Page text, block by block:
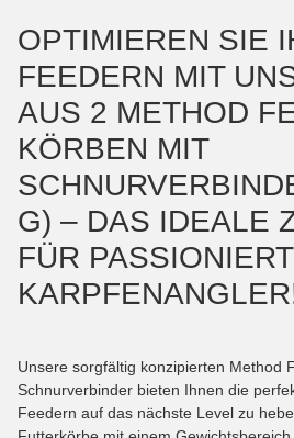
OPTIMIEREN SIE
FEEDERN MIT
AUS 2 METHOD
KÖRBEN MIT
G) – DAS IDEALE
FÜR
Unsere sorgfältig konzipierten Method
Schnurverbinder bieten Ihnen die
Feedern auf das nächste Level zu